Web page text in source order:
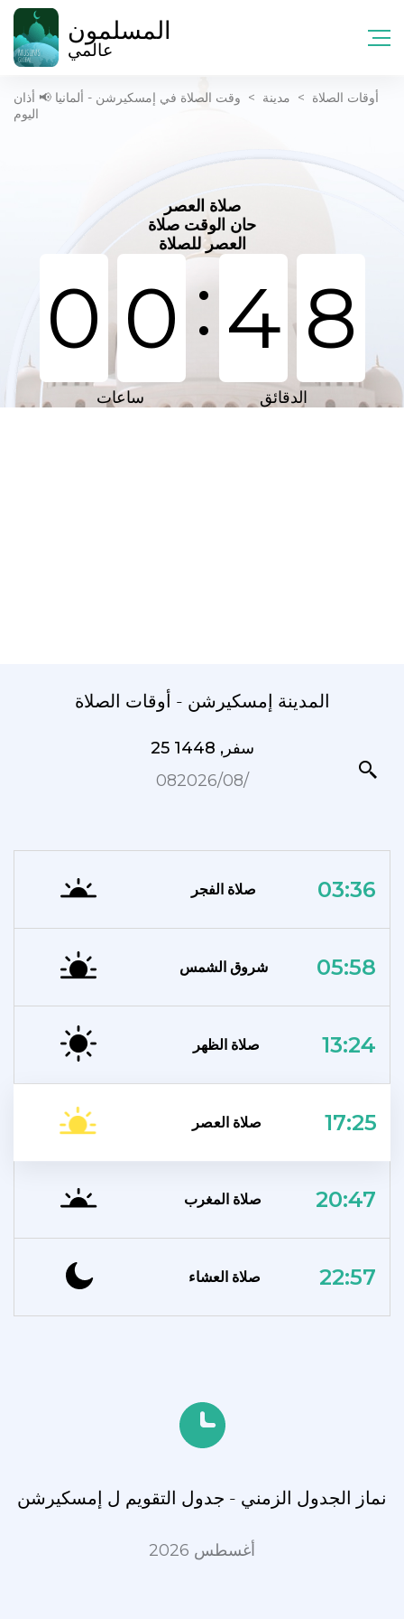
المسلمون
عالمي
أوقات الصلاة > مدينة > وقت الصلاة في إمسكيرشن - ألمانيا 📢 أذان
اليوم
صلاة العصر
حان الوقت صلاة
العصر للصلاة
0 0: 4 8
ساعات الدقائق
المدينة إمسكيرشن - أوقات الصلاة
25 سفر, 1448
08‏/08‏/2026
صلاة الفجر 03:36
شروق الشمس 05:58
صلاة الظهر 13:24
صلاة العصر 17:25
صلاة المغرب 20:47
صلاة العشاء 22:57
نماز الجدول الزمني - جدول التقويم ل إمسكيرشن
أغسطس 2026